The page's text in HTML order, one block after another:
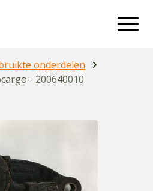
onderdelen
- 200640010